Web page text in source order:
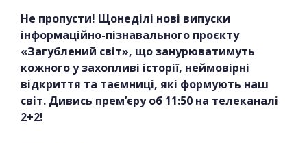
Не пропусти! Щонеділі нові випуски
інформаційно-пізнавального проєкту
«Загублений світ», що занурюватимуть
кожного у захопливі історії, неймовірні
відкриття та таємниці, які формують наш
світ. Дивись прем’єру об 11:50 на телеканалі
2+2!